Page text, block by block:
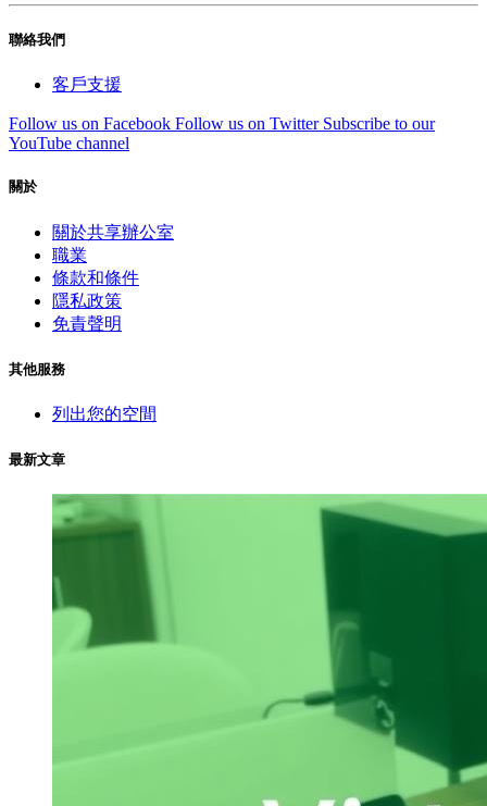
聯絡我們
客戶支援
Follow us on Facebook Follow us on Twitter Subscribe to our
YouTube channel
關於
關於共享辦公室
職業
條款和條件
隱私政策
免責聲明
其他服務
列出您的空間
最新文章